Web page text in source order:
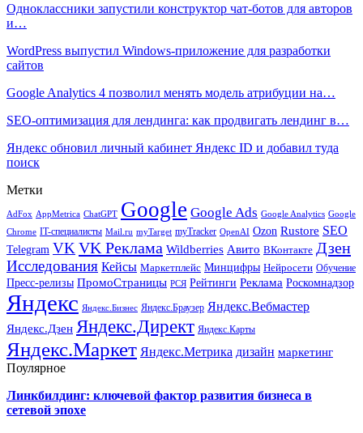
Одноклассники запустили конструктор чат-ботов для авторов
и…
WordPress выпустил Windows-приложение для разработки
сайтов
Google Analytics 4 позволил менять модель атрибуции на…
SEO-оптимизация для лендинга: как продвигать лендинг в…
Яндекс обновил личный кабинет Яндекс ID и добавил туда
поиск
Метки
AdFox AppMetrica ChatGPT Google Google Ads Google Analytics Google
Chrome IT-специалисты Mail.ru myTarget myTracker OpenAI Ozon Rustore SEO
Telegram VK VK Реклама Wildberries Авито ВКонтакте Дзен
Исследования Кейсы Маркетплейс Минцифры Нейросети Обучение
Пресс-релизы ПромоСтраницы РСЯ Рейтинги Реклама Роскомнадзор
Яндекс Яндекс.Бизнес Яндекс.Браузер Яндекс.Вебмастер
Яндекс.Дзен Яндекс.Директ Яндекс.Карты
Яндекс.Маркет Яндекс.Метрика дизайн маркетинг
Поулярное
Линкбилдинг: ключевой фактор развития бизнеса в
сетевой эпохе